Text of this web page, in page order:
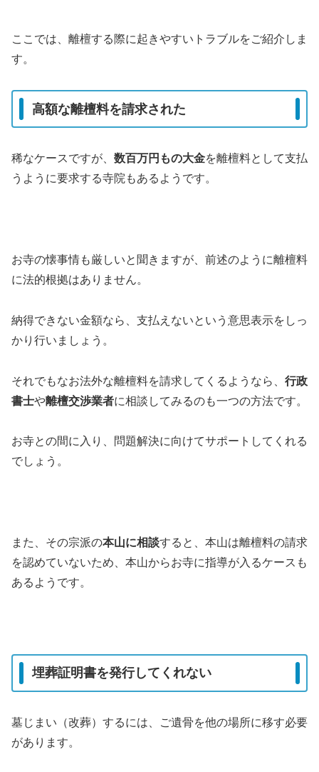
ここでは、離檀する際に起きやすいトラブルをご紹介しま
す。
高額な離檀料を請求された
稀なケースですが、 数百万円もの大金を離檀料として支払
うように要求する寺院もあるようです。
お寺の懐事情も厳しいと聞きますが、前述のように離檀料
に法的根拠はありません。
納得できない金額なら、支払えないという意思表示をしっ
かり行いましょう。
それでもなお法外な離檀料を請求してくるようなら、 行政
書士や離檀交渉業者に相談してみるのも一つの方法です。
お寺との間に入り、問題解決に向けてサポートしてくれる
でしょう。
また、その宗派の本山に相談すると、本山は離檀料の請求
を認めていないため、本山からお寺に指導が入るケースも
あるようです。
埋葬証明書を発行してくれない
墓じまい（改葬）するには、ご遺骨を他の場所に移す必要
があります。